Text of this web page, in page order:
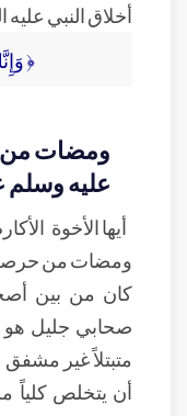
أخلاق النبي عليه
﴿
ومضات من
عليه وسلم
أيها الأخوة
ومضات من
كان من بين
صحابي جليل
متبتلاً غير
أن يتخلص كلياً